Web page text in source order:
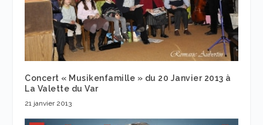
Concert « Musikenfamille » du 20 Janvier 2013 à
La Valette du Var
21 janvier 2013